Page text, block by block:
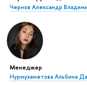
Чернов Александр
Менеджер
Нурмухаметова Альбина